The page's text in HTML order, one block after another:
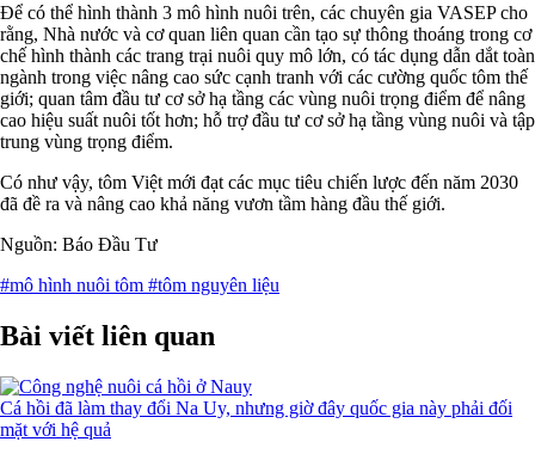
Để có thể hình thành 3 mô hình nuôi trên, các chuyên gia VASEP cho
rằng, Nhà nước và cơ quan liên quan cần tạo sự thông thoáng trong cơ
chế hình thành các trang trại nuôi quy mô lớn, có tác dụng dẫn dắt toàn
ngành trong việc nâng cao sức cạnh tranh với các cường quốc tôm thế
giới; quan tâm đầu tư cơ sở hạ tầng các vùng nuôi trọng điểm để nâng
cao hiệu suất nuôi tốt hơn; hỗ trợ đầu tư cơ sở hạ tầng vùng nuôi và tập
trung vùng trọng điểm.
Có như vậy, tôm Việt mới đạt các mục tiêu chiến lược đến năm 2030
đã đề ra và nâng cao khả năng vươn tầm hàng đầu thế giới.
Nguồn: Báo Đầu Tư
#mô hình nuôi tôm #tôm nguyên liệu
Bài viết liên quan
Cá hồi đã làm thay đổi Na Uy, nhưng giờ đây quốc gia này phải đối
mặt với hệ quả